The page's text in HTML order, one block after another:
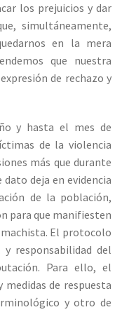
los prejuicios y dar
simultáneamente,
en la mera
que nuestra
de rechazo y
y hasta el mes de
de la violencia
más que durante
deja en evidencia
de la población,
para que manifiesten
El protocolo
y responsabilidad del
Para ello, el
de respuesta
y otro de